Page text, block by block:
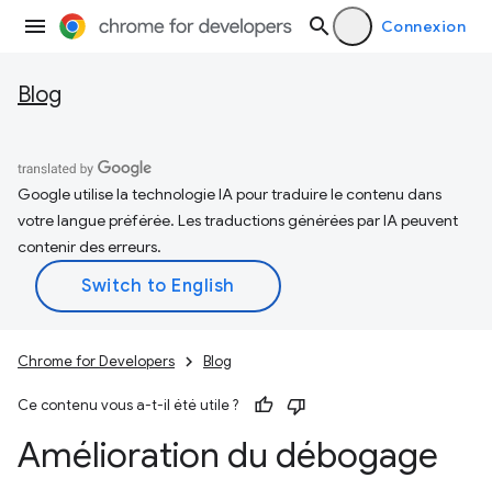
Connexion
Blog
Google utilise la technologie IA pour traduire le contenu dans
votre langue préférée. Les traductions générées par IA peuvent
contenir des erreurs.
Chrome for Developers Blog
Ce contenu vous a-t-il été utile ?
Amélioration du débogage